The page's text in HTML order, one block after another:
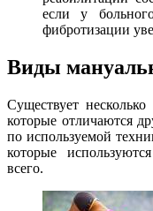
если у
фибротизации
Виды
Существует
которые отличаются
по используемой
которые
всего.